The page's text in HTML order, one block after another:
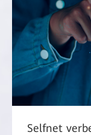
Selfnet